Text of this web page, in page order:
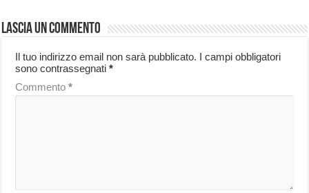
Lascia un commento
Il tuo indirizzo email non sarà pubblicato. I campi obbligatori
sono contrassegnati*
Commento*